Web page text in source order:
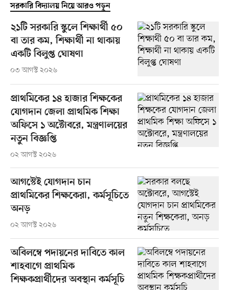
সরকারি বিদ্যালয় নিয়ে আরও পড়ুন
২১টি সরকারি স্কুলে শিক্ষার্থী ৫০
বা তার কম, শিক্ষার্থী না থাকায়
একটি বিলুপ্ত ঘোষণা
০৩ আগস্ট ২০২৬
প্রাথমিকের ১৪ হাজার শিক্ষকের
যোগদান জেলা প্রাথমিক শিক্ষা
অফিসে ১ অক্টোবরে, মন্ত্রণালয়ের
নতুন বিজ্ঞপ্তি
০২ আগস্ট ২০২৬
আগস্টেই যোগদান চান
প্রাথমিকের শিক্ষকেরা, কর্মসূচিতে
অনড়
০২ আগস্ট ২০২৬
অবিলম্বে পদায়নের দাবিতে কাল
শাহবাগে প্রাথমিক
শিক্ষকপ্রার্থীদের অবস্থান কর্মসূচি